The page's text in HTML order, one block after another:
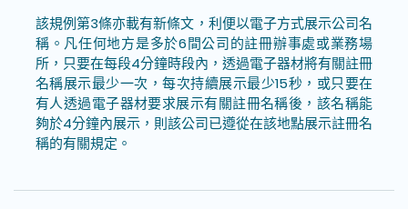
該規例第3條亦載有新條文，利便以電子方式展示公司名
稱。凡任何地方是多於6間公司的註冊辦事處或業務場
所，只要在每段4分鐘時段內，透過電子器材將有關註冊
名稱展示最少一次，每次持續展示最少15秒，或只要在
有人透過電子器材要求展示有關註冊名稱後，該名稱能
夠於4分鐘內展示，則該公司已遵從在該地點展示註冊名
稱的有關規定。